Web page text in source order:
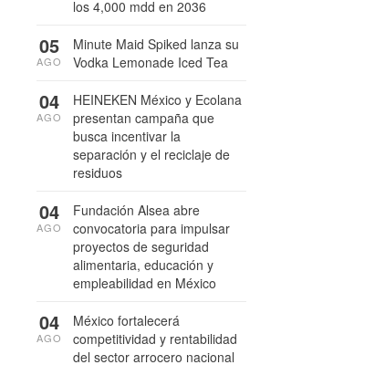
los 4,000 mdd en 2036
Minute Maid Spiked lanza su
Vodka Lemonade Iced Tea
05
AGO
HEINEKEN México y Ecolana
presentan campaña que
busca incentivar la
separación y el reciclaje de
residuos
04
AGO
Fundación Alsea abre
convocatoria para impulsar
proyectos de seguridad
alimentaria, educación y
empleabilidad en México
04
AGO
México fortalecerá
competitividad y rentabilidad
del sector arrocero nacional
04
AGO